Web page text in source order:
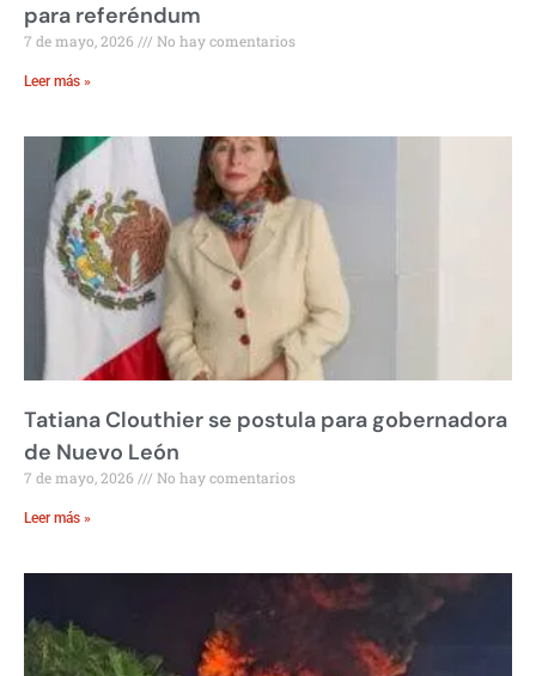
para referéndum
7 de mayo, 2026 No hay comentarios
Leer más »
Tatiana Clouthier se postula para gobernadora
de Nuevo León
7 de mayo, 2026 No hay comentarios
Leer más »